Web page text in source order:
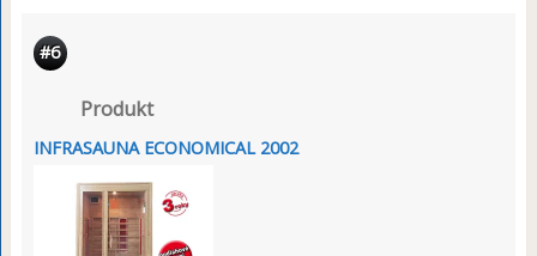
#6
Produkt
INFRASAUNA ECONOMICAL 2002